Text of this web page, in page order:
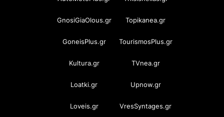
GnosiGiaOlous.gr Topikanea.gr
GoneisPlus.gr TourismosPlus.gr
Kultura.gr TVnea.gr
Loatki.gr Upnow.gr
Loveis.gr VresSyntages.gr